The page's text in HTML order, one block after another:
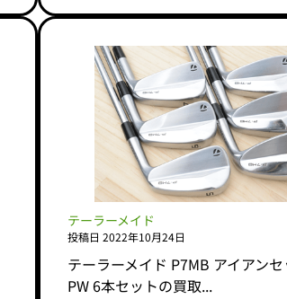
テーラーメイド
投稿日 2022年10月24日
テーラーメイド P7MB アイアン
PW 6本セットの買取...